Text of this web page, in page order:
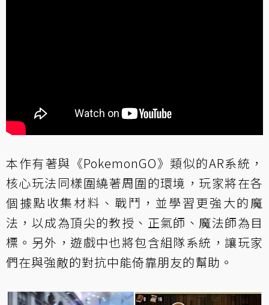
本作有著與《PokemonGO》類似的AR系統，
核心玩法同樣圍繞著周圍的環境，玩家將在各
個據點收集材料、戰鬥，並學習更強大的魔
法，以成為頂尖的教授、正氣師、魔法師為目
標。另外，遊戲中也將包含組隊系統，讓玩家
們在與強敵的對抗中能倚靠朋友的幫助。